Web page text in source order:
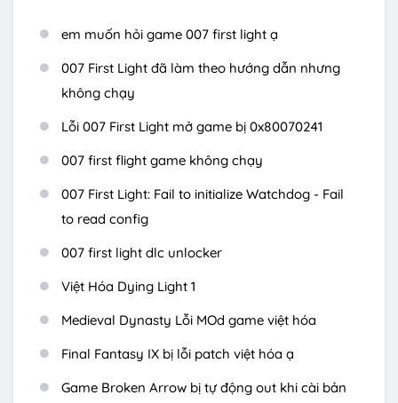
em muốn hỏi game 007 first light ạ
007 First Light đã làm theo hướng dẫn nhưng
không chạy
Lỗi 007 First Light mở game bị 0x80070241
007 first flight game không chạy
007 First Light: Fail to initialize Watchdog - Fail
to read config
007 first light dlc unlocker
Việt Hóa Dying Light 1
Medieval Dynasty Lỗi MOd game việt hóa
Final Fantasy IX bị lỗi patch việt hóa ạ
Game Broken Arrow bị tự động out khi cài bản